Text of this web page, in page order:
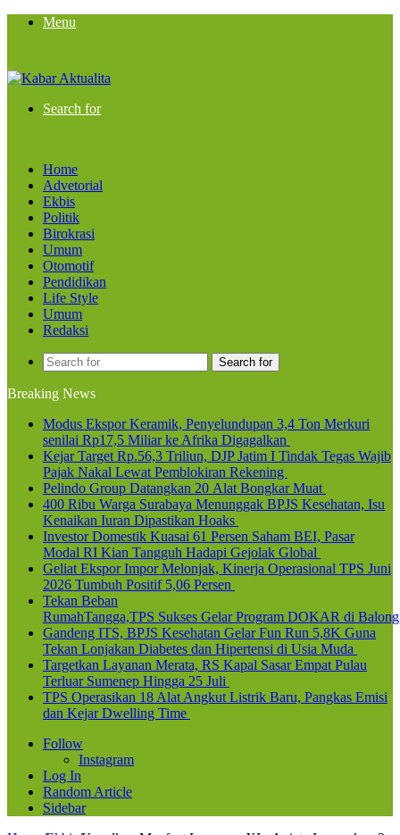
Menu
Search for
Home
Advetorial
Ekbis
Politik
Birokrasi
Umum
Otomotif
Pendidikan
Life Style
Umum
Redaksi
Search for
Breaking News
Modus Ekspor Keramik, Penyelundupan 3,4 Ton Merkuri
senilai Rp17,5 Miliar ke Afrika Digagalkan
Kejar Target Rp.56,3 Triliun, DJP Jatim I Tindak Tegas Wajib
Pajak Nakal Lewat Pemblokiran Rekening
Pelindo Group Datangkan 20 Alat Bongkar Muat
400 Ribu Warga Surabaya Menunggak BPJS Kesehatan, Isu
Kenaikan Iuran Dipastikan Hoaks
Investor Domestik Kuasai 61 Persen Saham BEI, Pasar
Modal RI Kian Tangguh Hadapi Gejolak Global
Geliat Ekspor Impor Melonjak, Kinerja Operasional TPS Juni
2026 Tumbuh Positif 5,06 Persen
Tekan Beban
RumahTangga,TPS Sukses Gelar Program DOKAR di
Gandeng ITS, BPJS Kesehatan Gelar Fun Run 5,8K Guna
Tekan Lonjakan Diabetes dan Hipertensi di Usia Muda
Targetkan Layanan Merata, RS Kapal Sasar Empat Pulau
Terluar Sumenep Hingga 25 Juli
TPS Operasikan 18 Alat Angkut Listrik Baru, Pangkas Emisi
dan Kejar Dwelling Time
Follow
Instagram
Log In
Random Article
Sidebar